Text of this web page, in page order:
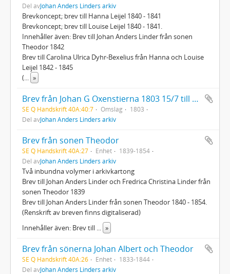
Del avJohan Anders Linders arkiv
Brevkoncept; brev till Hanna Leijel 1840 - 1841
Brevkoncept; brev till Louise Leijel 1840 - 1841.
Innehåller även: Brev till Johan Anders Linder från sonen
Theodor 1842
Brev till Carolina Ulrica Dyhr-Bexelius från Hanna och Louise
Leijel 1842 - 1845
(
»
Brev från Johan G Oxenstierna 1803 15/7 till överdirektören vid Manilla
SE Q Handskrift 40A:40:7 Omslag
1803
Del avJohan Anders Linders arkiv
Brev från sonen Theodor
SE Q Handskrift 40A:27 Enhet
1839-1854
Del avJohan Anders Linders arkiv
Två inbundna volymer i arkivkartong
Brev till Johan Anders Linder och Fredrica Christina Linder från
sonen Theodor 1839
Brev till Johan Anders Linder från sonen Theodor 1840 - 1854.
(Renskrift av breven finns digitaliserad)
Innehåller även: Brev till
»
Brev från sönerna Johan Albert och Theodor
SE Q Handskrift 40A:26 Enhet
1833-1844
Del avJohan Anders Linders arkiv